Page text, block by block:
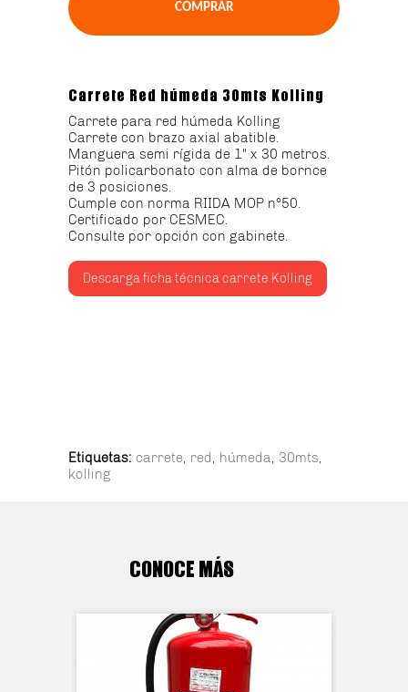
Carrete Red húmeda 30mts Kolling
Carrete para red húmeda Kolling
Carrete con brazo axial abatible.
Manguera semi rígida de 1" x 30 metros.
Pitón policarbonato con alma de bornce
de 3 posiciones.
Cumple con norma RIIDA MOP n°50.
Certificado por CESMEC.
Consulte por opción con gabinete.
Descarga ficha técnica carrete Kolling
Etiquetas: carrete red húmeda 30mts
kolling
CONOCE MÁS